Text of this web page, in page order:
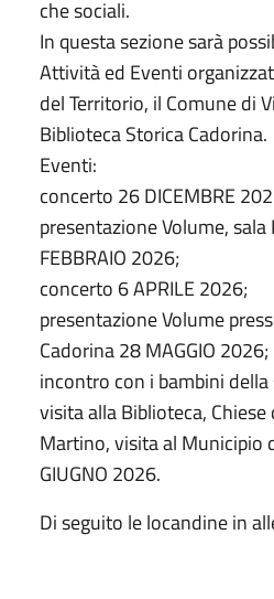
che sociali.
In questa sezione sarà
Attività ed Eventi
del Territorio, il Comune di
Biblioteca Storica Cadorina.
Eventi:
concerto 26 DICEMBRE
presentazione Volume,
FEBBRAIO 2026;
concerto 6 APRILE 2026;
presentazione Volume
Cadorina 28 MAGGIO 2026;
incontro con i bambini
visita alla Biblioteca, Chiese
Martino, visita al Municipio
GIUGNO 2026.
Di seguito le locandine in